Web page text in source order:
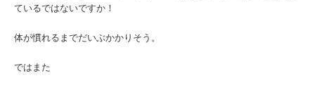
ているではないですか！
体が慣れるまでだいぶかかりそう。
ではまた